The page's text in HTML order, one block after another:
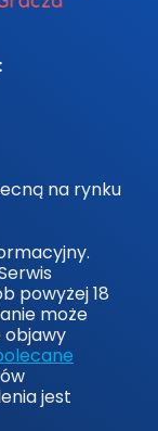
na rynku
powyżej 18
może
objawy
jest